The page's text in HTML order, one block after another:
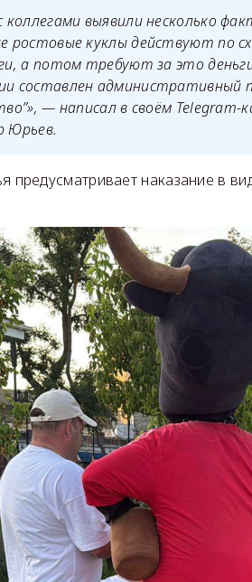
коллегами выявили несколько
ростовые куклы действуют по
а потом требуют за это
составлен административный
— написал в своём
Юрьев.
предусматривает наказание в